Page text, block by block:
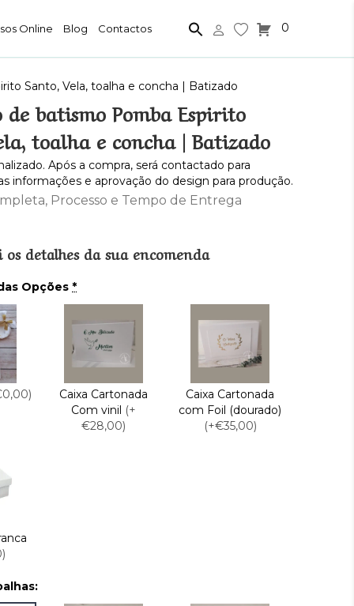
Online Blog Contactos 0
Santo, Vela, toalha e concha | Batizado
batismo Pomba Espirito
toalha e concha | Batizado
Após a compra, será contactado para
informações e aprovação do design para produção.
Processo e Tempo de Entrega
detalhes da sua encomenda
Opções *
Caixa Cartonada
Com vinil (+
€28,00)
Caixa Cartonada
com Foil (dourado)
(+€35,00)